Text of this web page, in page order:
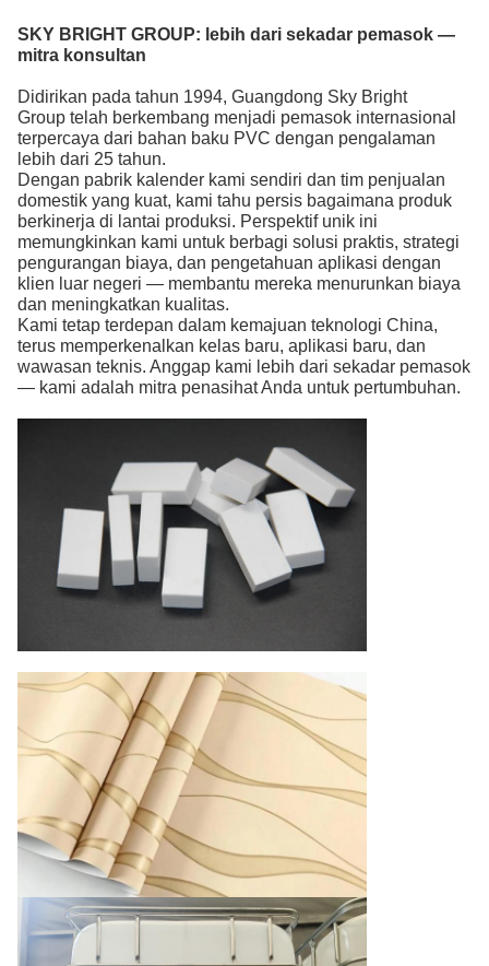
SKY BRIGHT GROUP: lebih dari sekadar pemasok —
mitra konsultan
Didirikan pada tahun 1994, Guangdong Sky Bright
Group telah berkembang menjadi pemasok internasional
terpercaya dari bahan baku PVC dengan pengalaman
lebih dari 25 tahun.
Dengan pabrik kalender kami sendiri dan tim penjualan
domestik yang kuat, kami tahu persis bagaimana produk
berkinerja di lantai produksi. Perspektif unik ini
memungkinkan kami untuk berbagi solusi praktis, strategi
pengurangan biaya, dan pengetahuan aplikasi dengan
klien luar negeri — membantu mereka menurunkan biaya
dan meningkatkan kualitas.
Kami tetap terdepan dalam kemajuan teknologi China,
terus memperkenalkan kelas baru, aplikasi baru, dan
wawasan teknis. Anggap kami lebih dari sekadar pemasok
— kami adalah mitra penasihat Anda untuk pertumbuhan.